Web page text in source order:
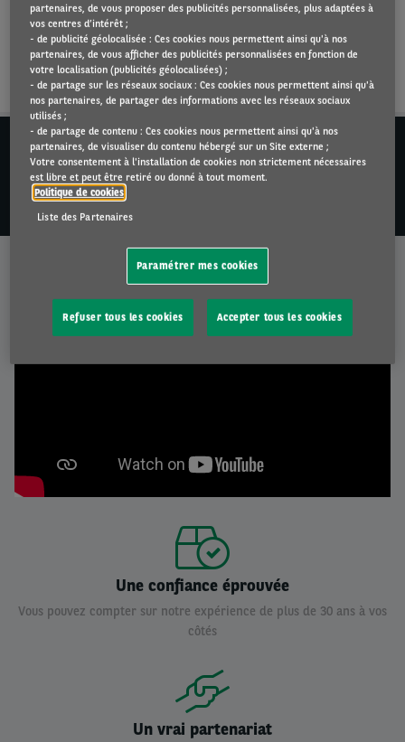
Des services dédiés aux conducteurs
Des atouts pour le gestionnaire de flotte
BESOIN DE PLUS D'INFORMATIONS ?
Appelez-nous au +352 44 91 801
Pourquoi choisir Arval ?
Une confiance éprouvée
Vous pouvez compter sur notre expérience de plus de 30 ans à vos
côtés
Un vrai partenariat
partenaires, de vous proposer des publicités personnalisées, plus adaptées à
vos centres d’intérêt ;
- de publicité géolocalisée : Ces cookies nous permettent ainsi qu'à nos
partenaires, de vous afficher des publicités personnalisées en fonction de
votre localisation (publicités géolocalisées) ;
- de partage sur les réseaux sociaux : Ces cookies nous permettent ainsi qu'à
nos partenaires, de partager des informations avec les réseaux sociaux
utilisés ;
- de partage de contenu : Ces cookies nous permettent ainsi qu'à nos
partenaires, de visualiser du contenu hébergé sur un Site externe ;
Votre consentement à l'installation de cookies non strictement nécessaires
est libre et peut être retiré ou donné à tout moment.
Politique de cookies
Liste des Partenaires
Paramétrer mes cookies
Refuser tous les cookies Accepter tous les cookies